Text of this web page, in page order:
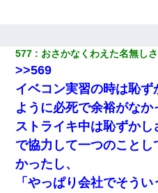
577 おさかなくわえた名無し
>>569
イベコン実習の時は恥
ように必死で余裕がなか
ストライキ中は恥ずか
で協力して一つのこと
かったし、
「やっぱり会社でそう